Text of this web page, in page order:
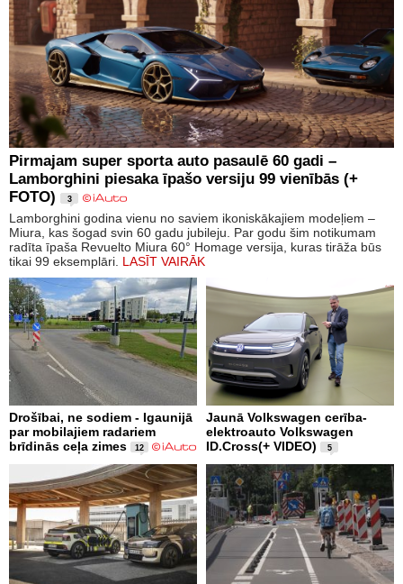
Pirmajam super sporta auto pasaulē 60 gadi –
Lamborghini piesaka īpašo versiju 99 vienībās (+
FOTO)
3
Lamborghini godina vienu no saviem ikoniskākajiem modeļiem –
Miura, kas šogad svin 60 gadu jubileju. Par godu šim notikumam
radīta īpaša Revuelto Miura 60° Homage versija, kuras tirāža būs
tikai 99 eksemplāri. LASĪT VAIRĀK
Drošībai, ne sodiem - Igaunijā
par mobilajiem radariem
brīdinās ceļa zimes
12
Jaunā Volkswagen cerība-
elektroauto Volkswagen
ID.Cross(+ VIDEO)
5